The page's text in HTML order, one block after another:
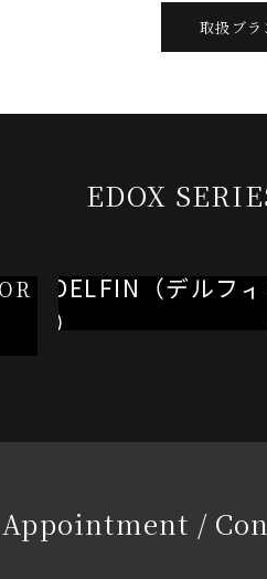
取扱ブラ
EDOX
Appointment /